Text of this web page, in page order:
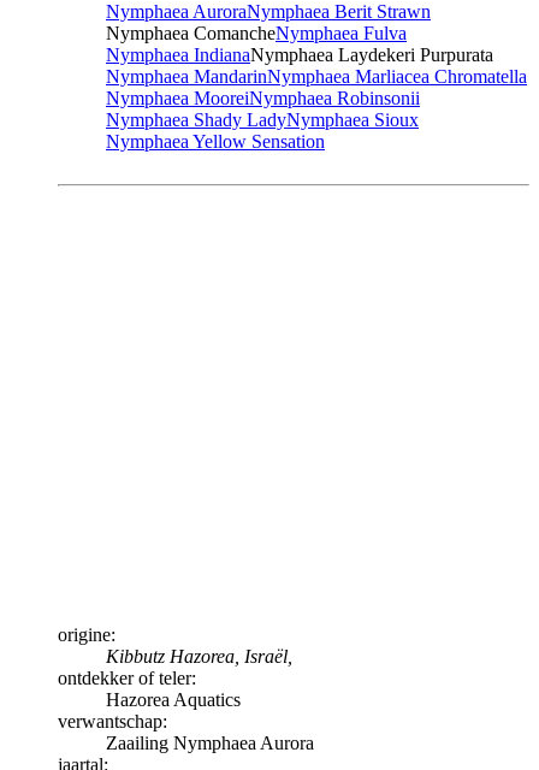
Nymphaea AuroraNymphaea Berit Strawn
Nymphaea ComancheNymphaea Fulva
Nymphaea IndianaNymphaea Laydekeri Purpurata
Nymphaea MandarinNymphaea Marliacea Chromatella
Nymphaea MooreiNymphaea Robinsonii
Nymphaea Shady LadyNymphaea Sioux
Nymphaea Yellow Sensation
origine:
Kibbutz Hazorea, Israël,
ontdekker of teler:
Hazorea Aquatics
verwantschap:
Zaailing Nymphaea Aurora
jaartal: